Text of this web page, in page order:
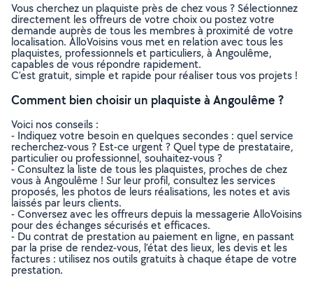
Vous cherchez un plaquiste près de chez vous ? Sélectionnez
directement les offreurs de votre choix ou postez votre
demande auprès de tous les membres à proximité de votre
localisation. AlloVoisins vous met en relation avec tous les
plaquistes, professionnels et particuliers, à Angoulême,
capables de vous répondre rapidement.
C’est gratuit, simple et rapide pour réaliser tous vos projets !
Comment bien choisir un plaquiste à Angoulême ?
Voici nos conseils :
- Indiquez votre besoin en quelques secondes : quel service
recherchez-vous ? Est-ce urgent ? Quel type de prestataire,
particulier ou professionnel, souhaitez-vous ?
- Consultez la liste de tous les plaquistes, proches de chez
vous à Angoulême ! Sur leur profil, consultez les services
proposés, les photos de leurs réalisations, les notes et avis
laissés par leurs clients.
- Conversez avec les offreurs depuis la messagerie AlloVoisins
pour des échanges sécurisés et efficaces.
- Du contrat de prestation au paiement en ligne, en passant
par la prise de rendez-vous, l’état des lieux, les devis et les
factures : utilisez nos outils gratuits à chaque étape de votre
prestation.